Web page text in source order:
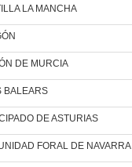
LA MANCHA
DE MURCIA
BALEARS
DE ASTURIAS
FORAL DE NAVARRA